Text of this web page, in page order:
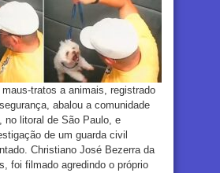
tratos a animais, registrado
abalou a comunidade
no litoral de São Paulo, e
de um guarda civil
Christiano José Bezerra da
foi filmado agredindo o próprio